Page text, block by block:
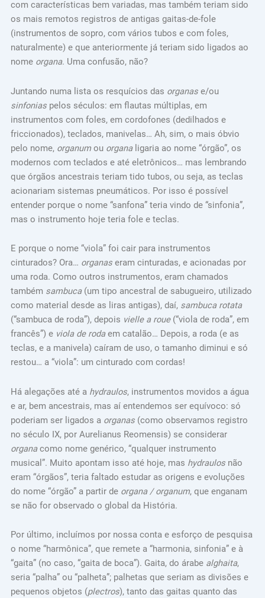
com características bem variadas, mas também teriam sido
os mais remotos registros de antigas gaitas-de-fole
(instrumentos de sopro, com vários tubos e com foles,
naturalmente) e que anteriormente já teriam sido ligados ao
nome organa. Uma confusão, não?
Juntando numa lista os resquícios das organase/ou
sinfoniaspelos séculos: em flautas múltiplas, em
instrumentos com foles, em cordofones (dedilhados e
friccionados), teclados, manivelas… Ah, sim, o mais óbvio
pelo nome, organumou organaligaria ao nome “órgão”, os
modernos com teclados e até eletrônicos… mas lembrando
que órgãos ancestrais teriam tido tubos, ou seja, as teclas
acionariam sistemas pneumáticos. Por isso é possível
entender porque o nome “sanfona” teria vindo de “sinfonia”,
mas o instrumento hoje teria fole e teclas.
E porque o nome “viola” foi cair para instrumentos
cinturados? Ora… organaseram cinturadas, e acionadas por
uma roda. Como outros instrumentos, eram chamados
também sambuca(um tipo ancestral de sabugueiro, utilizado
como material desde as liras antigas), daí, sambuca rotata
(“sambuca de roda”), depois vielle a roue(“viola de roda”, em
francês”) e viola de rodaem catalão… Depois, a roda (e as
teclas, e a manivela) caíram de uso, o tamanho diminui e só
restou… a “viola”: um cinturado com cordas!
Há alegações até a hydraulos, instrumentos movidos a água
e ar, bem ancestrais, mas aí entendemos ser equívoco: só
poderiam ser ligados a organas(como observamos registro
no século IX, por Aurelianus Reomensis) se considerar
organacomo nome genérico, “qualquer instrumento
musical”. Muito apontam isso até hoje, mas hydraulosnão
eram “órgãos”, teria faltado estudar as origens e evoluções
do nome “órgão” a partir de organa / organum, que enganam
se não for observado o global da História.
Por último, incluímos por nossa conta e esforço de pesquisa
o nome “harmônica”, que remete a “harmonia, sinfonia” e à
“gaita” (no caso, “gaita de boca”). Gaita, do árabe alghaita,
seria “palha” ou “palheta”; palhetas que seriam as divisões e
pequenos objetos (plectros), tanto das gaitas quanto das